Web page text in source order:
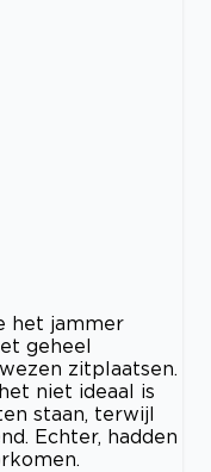
het jammer
geheel
zitplaatsen.
niet ideaal is
staan, terwijl
Echter, hadden